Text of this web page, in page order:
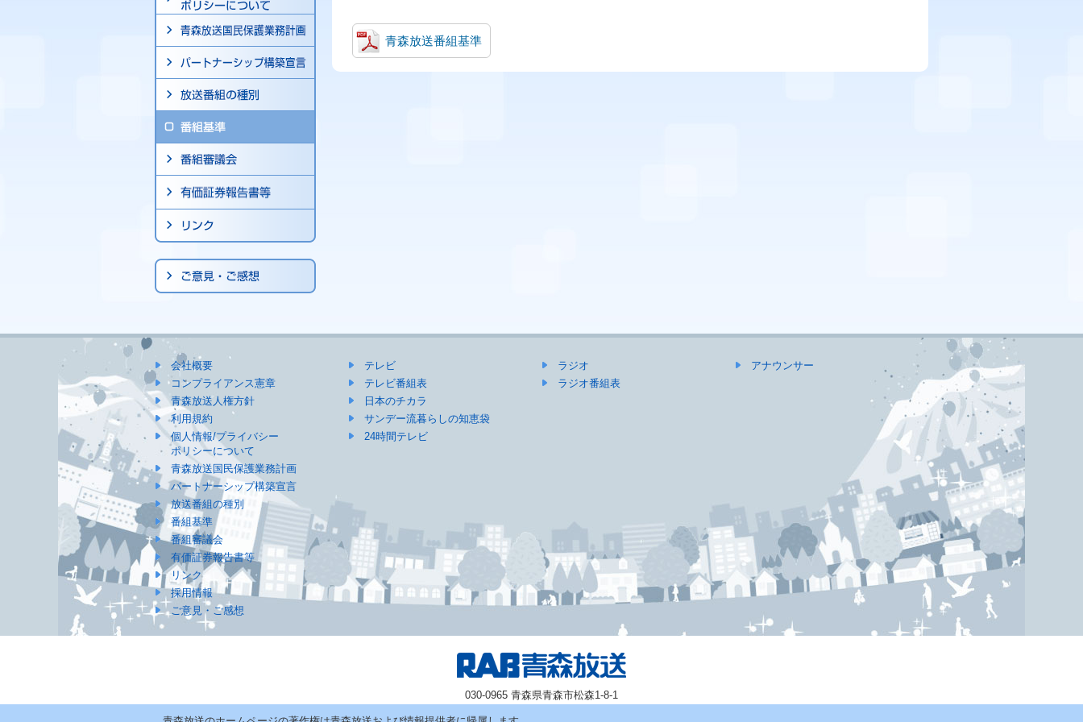
青森放送番組基準
会社概要
コンプライアンス憲章
青森放送人権方針
利用規約
個人情報/プライバシー
ポリシーについて
青森放送国民保護業務計画
パートナーシップ構築宣言
放送番組の種別
番組基準
番組審議会
有価証券報告書等
リンク
採用情報
ご意見・ご感想
テレビ
テレビ番組表
日本のチカラ
サンデー流暮らしの知恵袋
24時間テレビ
ラジオ
ラジオ番組表
アナウンサー
030-0965 青森県青森市松森1-8-1